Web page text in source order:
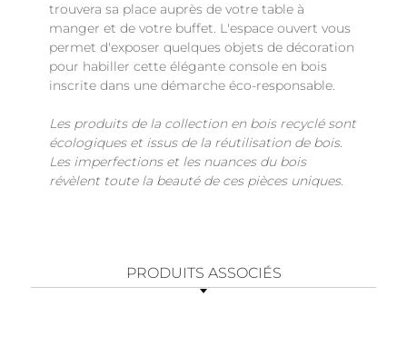
trouvera sa place auprès de votre table à
manger et de votre buffet. L'espace ouvert vous
permet d'exposer quelques objets de décoration
pour habiller cette élégante console en bois
inscrite dans une démarche éco-responsable.
Les produits de la collection en bois recyclé sont
écologiques et issus de la réutilisation de bois.
Les imperfections et les nuances du bois
révèlent toute la beauté de ces pièces uniques.
PRODUITS ASSOCIÉS